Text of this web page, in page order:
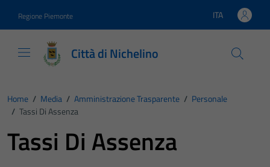
Regione Piemonte Lingua attiva:
ITA
Città di Nichelino
Home / Media / Amministrazione Trasparente / Personale
/ Tassi Di Assenza
Tassi Di Assenza